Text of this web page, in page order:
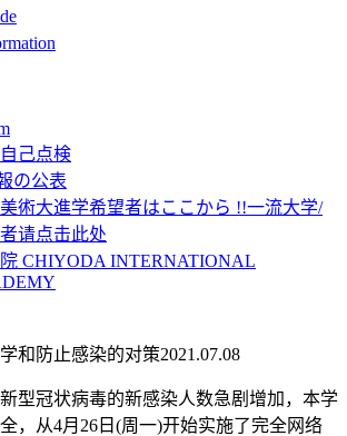
和防止感染的对策2021.07.08
冠状病毒的新感染人数急剧增加，本学
，从4月26日(周一)开始实施了完全网络